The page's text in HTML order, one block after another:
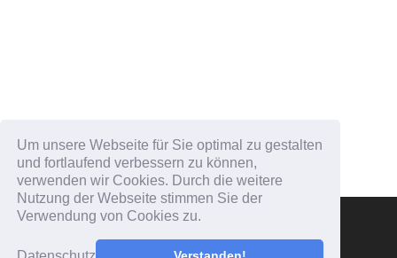
Um unsere Webseite für Sie optimal zu gestalten
und fortlaufend verbessern zu können,
verwenden wir Cookies. Durch die weitere
Nutzung der Webseite stimmen Sie der
Verwendung von Cookies zu.
Zum Nachrichten Archiv
Schachvereinigung "Landeck" Schenklengsfeld